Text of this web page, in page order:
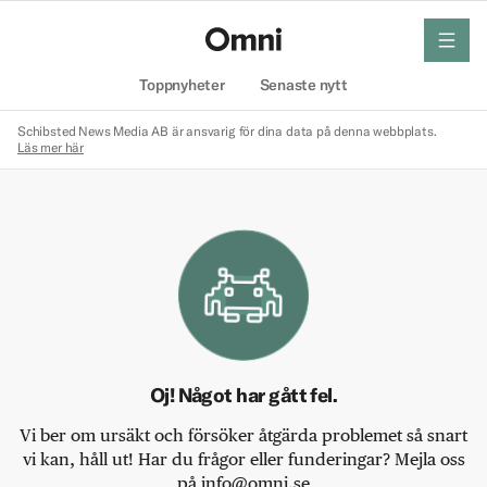
Toppnyheter Senaste nytt
meny
Schibsted News Media AB är ansvarig för dina data på denna webbplats.
Läs mer här
Oj! Något har gått fel.
Vi ber om ursäkt och försöker åtgärda problemet så snart
vi kan, håll ut! Har du frågor eller funderingar? Mejla oss